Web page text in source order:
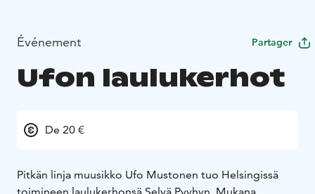
Événement Partager
Ufon laulukerhot
De 20 €
Pitkän linja muusikko Ufo Mustonen tuo Helsingissä